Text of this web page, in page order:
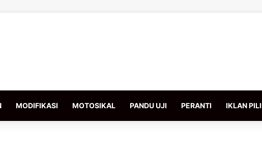
MODIFIKASI MOTOSIKAL PANDU UJI PERANTI IKLAN